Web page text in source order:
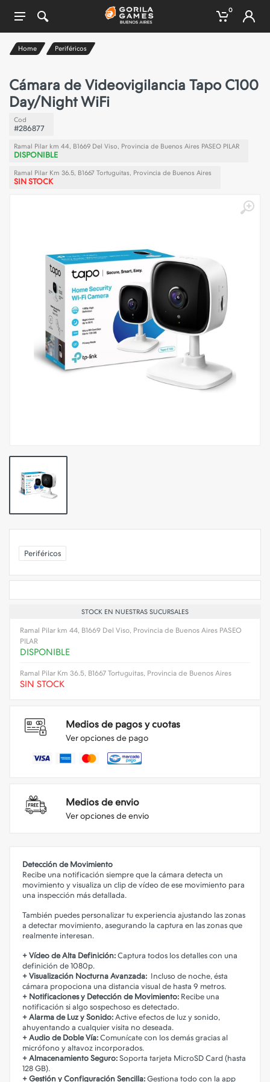
0
Home Periféricos
Cámara de Videovigilancia Tapo C100
Day/Night WiFi
Cod
#286877
Ramal Pilar km 44, B1669 Del Viso, Provincia de Buenos Aires PASEO PILAR
DISPONIBLE
Ramal Pilar Km 36.5, B1667 Tortuguitas, Provincia de Buenos Aires
SIN STOCK
Periféricos
STOCK EN NUESTRAS SUCURSALES
Ramal Pilar km 44, B1669 Del Viso, Provincia de Buenos Aires PASEO
PILAR
DISPONIBLE
Ramal Pilar Km 36.5, B1667 Tortuguitas, Provincia de Buenos Aires
SIN STOCK
Medios de pagos y cuotas
Ver opciones de pago
Medios de envio
Ver opciones de envio
Detección de Movimiento
Recibe una notificación siempre que la cámara detecta un
movimiento y visualiza un clip de vídeo de ese movimiento para
una inspección más detallada.
También puedes personalizar tu experiencia ajustando las zonas
a detectar movimiento, asegurando la captura en las zonas que
realmente interesan.
+ Vídeo de Alta Definición: Captura todos los detalles con una
definición de 1080p.
+ Visualización Nocturna Avanzada: Incluso de noche, ésta
cámara propociona una distancia visual de hasta 9 metros.
+ Notificaciones y Detección de Movimiento: Recibe una
notificación si algo sospechoso es detectado.
+ Alarma de Luz y Sonido: Active efectos de luz y sonido,
ahuyentando a cualquier visita no deseada.
+ Audio de Doble Vía: Comunícate con los demás gracias al
micrófono y altavoz incorporados.
+ Almacenamiento Seguro: Soporta tarjeta MicroSD Card (hasta
128 GB).
+ Gestión y Configuración Sencilla: Gestiona todo con la app